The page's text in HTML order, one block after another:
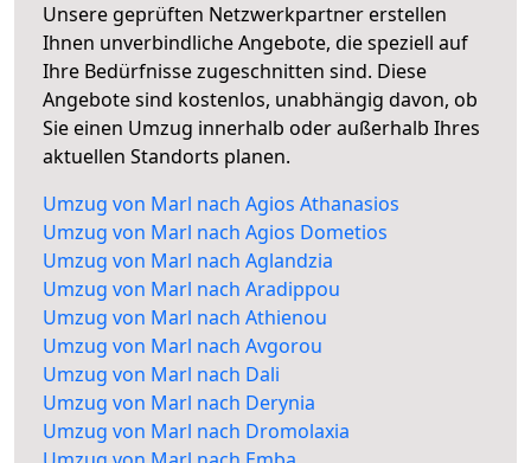
Unsere geprüften Netzwerkpartner erstellen
Ihnen unverbindliche Angebote, die speziell auf
Ihre Bedürfnisse zugeschnitten sind. Diese
Angebote sind kostenlos, unabhängig davon, ob
Sie einen Umzug innerhalb oder außerhalb Ihres
aktuellen Standorts planen.
Umzug von Marl nach Agios Athanasios
Umzug von Marl nach Agios Dometios
Umzug von Marl nach Aglandzia
Umzug von Marl nach Aradippou
Umzug von Marl nach Athienou
Umzug von Marl nach Avgorou
Umzug von Marl nach Dali
Umzug von Marl nach Derynia
Umzug von Marl nach Dromolaxia